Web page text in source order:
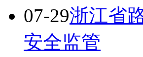
07-29浙江省
安全监管